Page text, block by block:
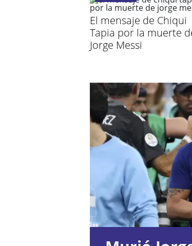
El mensaje de Chiqui
Tapia por la muerte
Jorge Messi